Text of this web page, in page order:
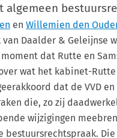
algemeen
en Willemien den
Daalder & Geleijnse
dat Rutte en
wat het kabinet-Rutte
dat de VVD en
die, zo zij
wijzigingen
bestuursrechtspraak. Die